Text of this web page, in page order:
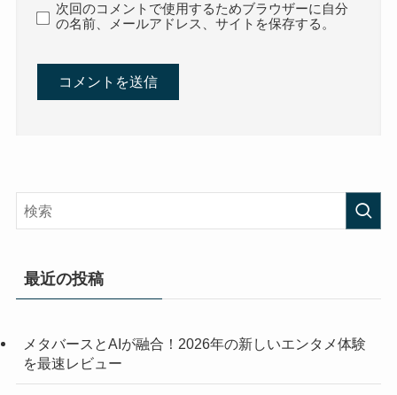
次回のコメントで使用するためブラウザーに自分
の名前、メールアドレス、サイトを保存する。
最近の投稿
メタバースとAIが融合！2026年の新しいエンタメ体験
を最速レビュー